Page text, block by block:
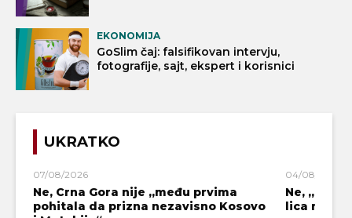
EKONOMIJA
GoSlim čaj: falsifikovan intervju,
fotografije, sajt, ekspert i korisnici
UKRATKO
07/08/2026
Ne, Crna Gora nije „među prvima
pohitala da prizna nezavisno Kosovo
04/08/2026
Ne,
lica